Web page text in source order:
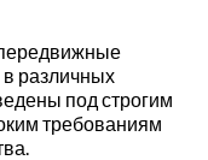
различных
под строгим
требованиям